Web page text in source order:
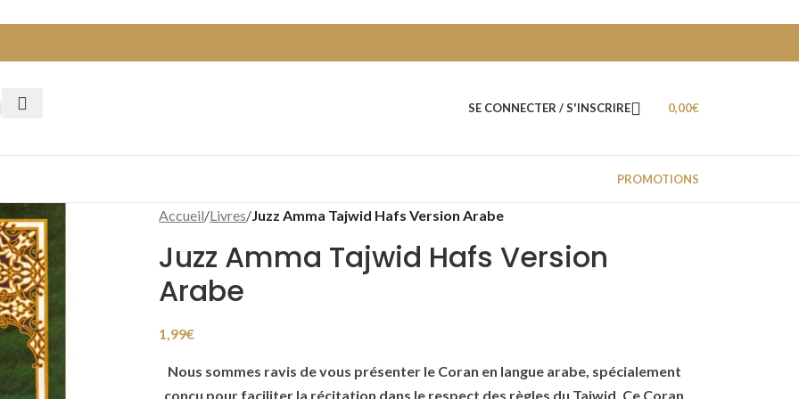
SE CONNECTER / S'INSCRIRE 0,00€
PROMOTIONS
Accueil/Livres/Juzz Amma Tajwid Hafs Version Arabe
Juzz Amma Tajwid Hafs Version
Arabe
1,99€
Nous sommes ravis de vous présenter le Coran en langue arabe, spécialement
conçu pour faciliter la récitation dans le respect des règles du Tajwid. Ce Coran